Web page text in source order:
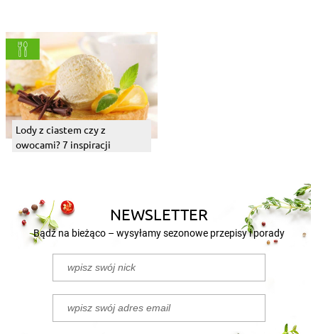
Lody z ciastem czy z
owocami? 7 inspiracji
NEWSLETTER
Bądź na bieżąco – wysyłamy sezonowe przepisy i porady